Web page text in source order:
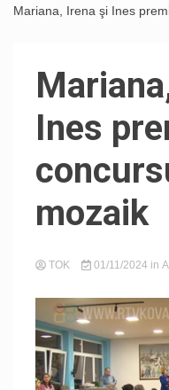
Mariana, Irena şi Ines
Ines
mozaik
TOK 01/11/2024 in